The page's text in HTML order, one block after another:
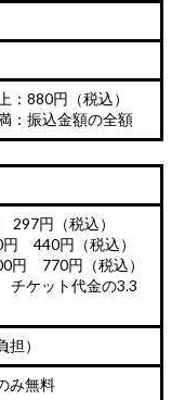
：880円（税込）
：振込金額の全額
円（税込）
440円（税込）
円 770円（税込）
ケット代金の3.3
）
み無料